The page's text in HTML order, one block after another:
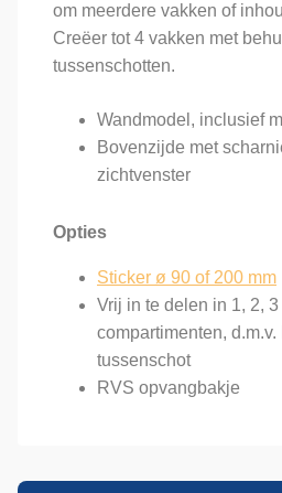
om meerdere vakken of
Creëer tot 4 vakken met
tussenschotten.
Wandmodel, inclusief
Bovenzijde met
zichtvenster
Opties
Sticker ø 90 of 200 mm
Vrij in te delen in 1, 2, 3
compartimenten,
tussenschot
RVS opvangbakje